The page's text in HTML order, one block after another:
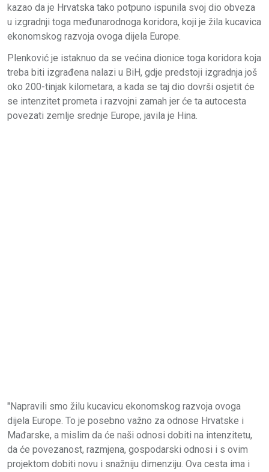
kazao da je Hrvatska tako potpuno ispunila svoj dio obveza
u izgradnji toga međunarodnoga koridora, koji je žila kucavica
ekonomskog razvoja ovoga dijela Europe.
Plenković je istaknuo da se većina dionice toga koridora koja
treba biti izgrađena nalazi u BiH, gdje predstoji izgradnja još
oko 200-tinjak kilometara, a kada se taj dio dovrši osjetit će
se intenzitet prometa i razvojni zamah jer će ta autocesta
povezati zemlje srednje Europe, javila je Hina.
"Napravili smo žilu kucavicu ekonomskog razvoja ovoga
dijela Europe. To je posebno važno za odnose Hrvatske i
Mađarske, a mislim da će naši odnosi dobiti na intenzitetu,
da će povezanost, razmjena, gospodarski odnosi i s ovim
projektom dobiti novu i snažniju dimenziju. Ova cesta ima i